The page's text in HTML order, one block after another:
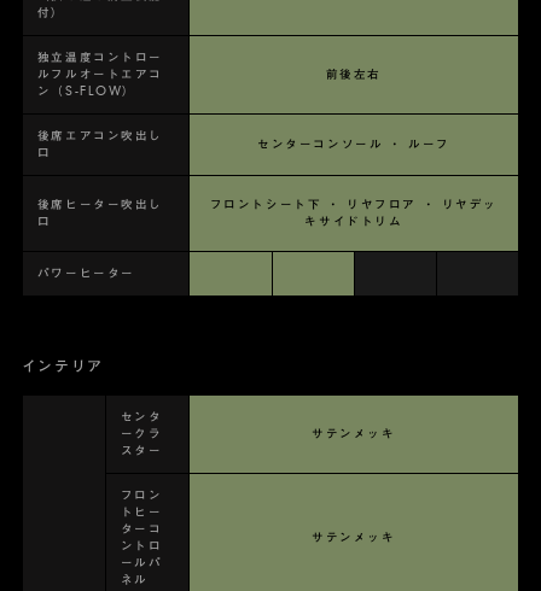
付）
独立温度コントロー
ルフルオートエアコ
ン（S-FLOW）
前後左右
後席エアコン吹出し
口
センターコンソール ・ ルーフ
後席ヒーター吹出し
口
フロントシート下 ・ リヤフロア ・ リヤデッ
キサイドトリム
パワーヒーター
インテリア
センタ
ークラ
スター
サテンメッキ
フロン
トヒー
ターコ
ントロ
ールパ
ネル
サテンメッキ